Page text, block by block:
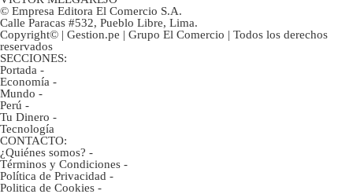
© Empresa Editora El Comercio S.A.
Calle Paracas #532, Pueblo Libre, Lima.
Copyright© | Gestion.pe | Grupo El Comercio | Todos los derechos
reservados
SECCIONES:
Portada -
Economía -
Mundo -
Perú -
Tu Dinero -
Tecnología
CONTACTO:
¿Quiénes somos? -
Términos y Condiciones -
Política de Privacidad -
Politica de Cookies -